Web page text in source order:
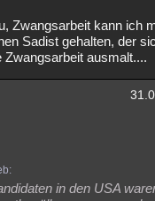
Zwangsarbeit kann ich
Sadist gehalten, der
Zwangsarbeit ausmalt....
in den USA